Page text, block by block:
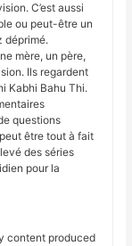
C’est aussi
ou peut-être un
déprimé.
mère, un père,
Ils regardent
Kabhi Bahu Thi.
questions
être tout à fait
des séries
pour la
content produced